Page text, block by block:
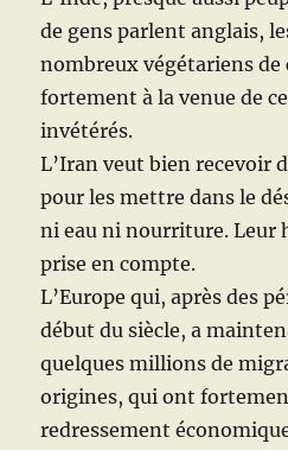
de gens parlent anglais,
nombreux végétariens de
fortement à la venue de
invétérés.
L’Iran veut bien recevoir
pour les mettre dans le
ni eau ni nourriture. Leur
prise en compte.
L’Europe qui, après des
début du siècle, a
quelques millions de
origines, qui ont
redressement